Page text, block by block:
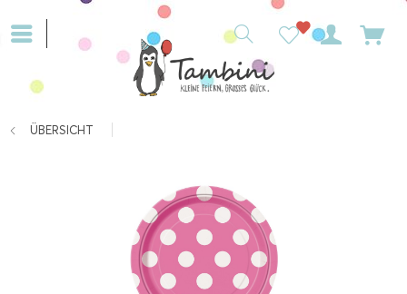
ÜBERSICHT